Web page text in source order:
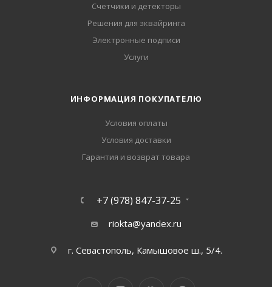
Счетчики и детекторы
Решения для эквайринга
Электронные подписи
Услуги
ИНФОРМАЦИЯ ПОКУПАТЕЛЮ
Условия оплаты
Условия доставки
Гарантия и возврат товара
+7 (978) 847-37-25
riokta@yandex.ru
г. Севастополь, Камышовое ш., 5/4.